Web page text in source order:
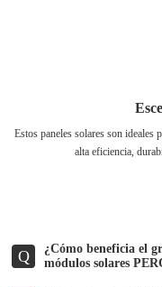
Estos paneles solares son
alta eficiencia,
Q
¿Cómo beneficia el
módulos solares